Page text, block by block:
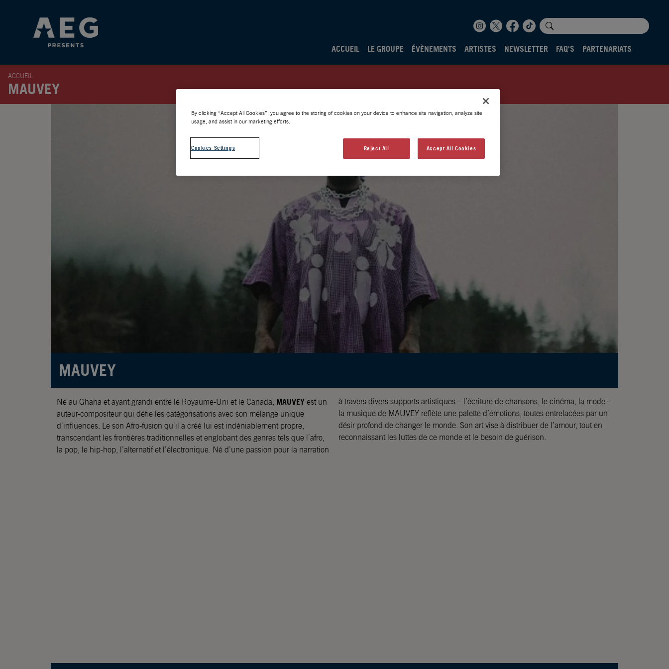
ACCUEIL LE GROUPE ÉVÈNEMENTS ARTISTES NEWSLETTER FAQ'S PARTENARIATS
ACCUEIL
MAUVEY
MAUVEY
Né au Ghana et ayant grandi entre le Royaume-Uni et le Canada, MAUVEY est un
auteur-compositeur qui défie les catégorisations avec son mélange unique
d’influences. Le son Afro-fusion qu’il a créé lui est indéniablement propre,
transcendant les frontières traditionnelles et englobant des genres tels que l’afro,
la pop, le hip-hop, l’alternatif et l’électronique. Né d’une passion pour la narration
à travers divers supports artistiques – l’écriture de chansons, le cinéma, la mode –
la musique de MAUVEY reflète une palette d’émotions, toutes entrelacées par un
désir profond de changer le monde. Son art vise à distribuer de l’amour, tout en
reconnaissant les luttes de ce monde et le besoin de guérison.
By clicking “Accept All Cookies”, you agree to the storing of cookies on your device to enhance site navigation, analyze site
usage, and assist in our marketing efforts.
Cookies Settings Reject All Accept All Cookies